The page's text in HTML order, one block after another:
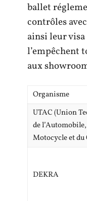
ballet
contrôles
ainsi leur
l’empêchent
aux
Organisme
UTAC (Union
de
Motocycle et du
DEKRA